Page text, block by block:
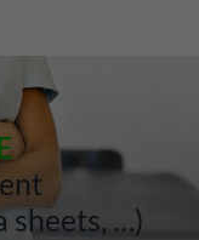
sheets, …)